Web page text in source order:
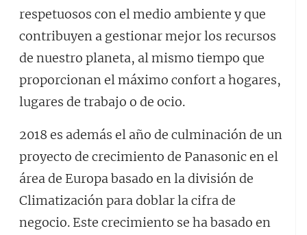
respetuosos con el medio ambiente y que
contribuyen a gestionar mejor los recursos
de nuestro planeta, al mismo tiempo que
proporcionan el máximo confort a hogares,
lugares de trabajo o de ocio.
2018 es además el año de culminación de un
proyecto de crecimiento de Panasonic en el
área de Europa basado en la división de
Climatización para doblar la cifra de
negocio. Este crecimiento se ha basado en